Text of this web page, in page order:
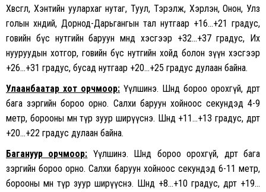
Хөвсгөл, Хэнтийн уулархаг нутаг, Туул, Тэрэлж, Хэрлэн, Онон, Улз
голын хөндий, Дорнод-Дарьгангын тал нутгаар +16…+21 градус,
говийн бүс нутгийн баруун өмнөд хэсгээр +32…+37 градус, Их
нууруудын хотгор, говийн бүс нутгийн хойд болон зүүн хэсгээр
+26…+31 градус, бусад нутгаар +20…+25 градус дулаан байна.
Улаанбаатар хот орчмоор: Үүлшинэ. Шөнөдөө бороо орохгүй, өдөртөө
бага зэргийн бороо орно. Салхи баруун хойноос секундэд 4-9
метр, борооны өмнө түр зуур ширүүснэ. Шөнөдөө +11…+13 градус, өдөртөө
+20…+22 градус дулаан байна.
Багануур орчмоор: Үүлшинэ. Шөнөдөө бороо орохгүй, өдөртөө бага
зэргийн бороо орно. Салхи баруун хойноос секундэд 6-11 метр,
борооны өмнө түр зуур ширүүснэ. Шөнөдөө +8…+10 градус, өдөртөө +19…